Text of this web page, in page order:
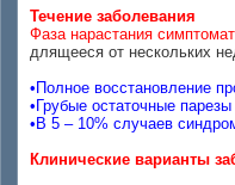
Течение заболевания
Фаза нарастания
длящееся от нескольких
•Полное восстановление
•Грубые остаточные
•В 5 – 10% случаев
Клинические варианты